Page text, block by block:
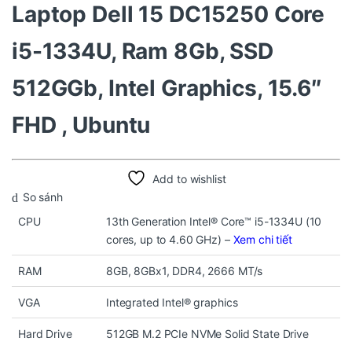
Laptop Dell 15 DC15250 Core
i5-1334U, Ram 8Gb, SSD
512GGb, Intel Graphics, 15.6″
FHD , Ubuntu
Add to wishlist
So sánh
CPU
13th Generation Intel® Core™ i5-1334U (10
cores, up to 4.60 GHz) – Xem chi tiết
RAM 8GB, 8GBx1, DDR4, 2666 MT/s
VGA Integrated Intel® graphics
Hard Drive 512GB M.2 PCIe NVMe Solid State Drive